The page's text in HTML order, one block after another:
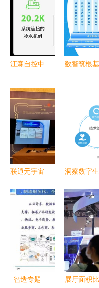
江森自控中
队成立 开
启数字化转
型新篇章
数智筑根基
度参与第五
届全民阅读
大会赋能行
联通元宇宙
推出“潮人
元宇宙”，
助推潮汕数
字经济数字
内容服务
洞察数字生
华为2018
终端云服务
白皮书揭
示“十大发
现”
智造专题 展厅面积比